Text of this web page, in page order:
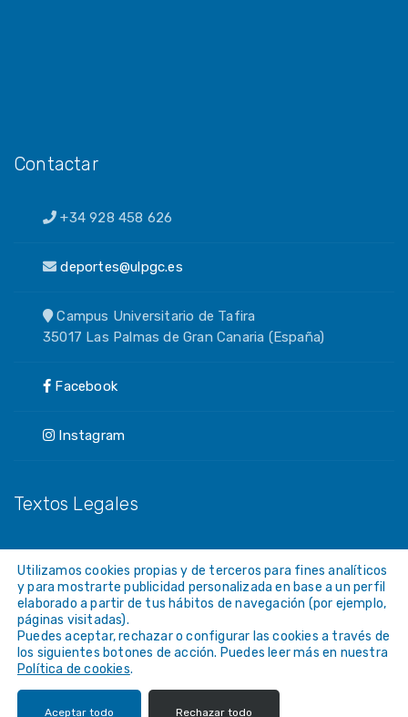
Contactar
+34 928 458 626
deportes@ulpgc.es
Campus Universitario de Tafira
35017 Las Palmas de Gran Canaria (España)
Facebook
Instagram
Textos Legales
Política de Privacidad
Política de Cookies
Accesibilidad (ULPGC)
Utilizamos cookies propias y de terceros para fines analíticos
y para mostrarte publicidad personalizada en base a un perfil
elaborado a partir de tus hábitos de navegación (por ejemplo,
páginas visitadas).
Puedes aceptar, rechazar o configurar las cookies a través de
los siguientes botones de acción. Puedes leer más en nuestra
Política de cookies.
Aceptar todo Rechazar todo